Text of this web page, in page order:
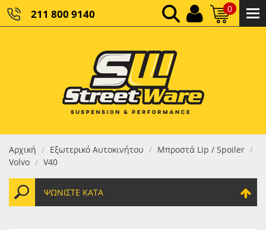
211 800 9140 0
ΚΑΘΑΡΌ ΣΎΝΟΛΟ:
ΤΕΛΙΚΌ ΣΎΝΟΛΟ:0,00 €
Αρχική / Εξωτερικό Αυτοκινήτου / Μπροστά Lip / Spoiler /
Volvo / V40
ΨΩΝΊΣΤΕ ΚΑΤΆ